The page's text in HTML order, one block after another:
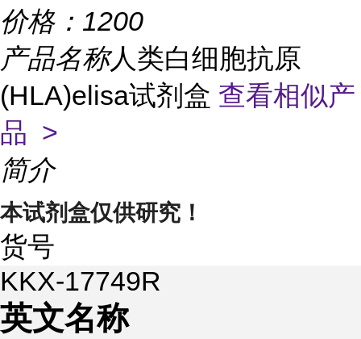
价格： 1200
产品名称人类白细胞抗原
(HLA)elisa试剂盒 查看相似产
品 >
简介
本试剂盒仅供研究！
货号
KKX-17749R
英文名称